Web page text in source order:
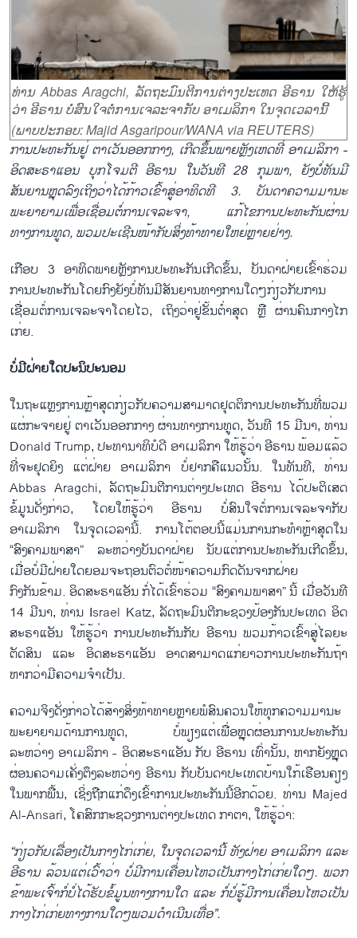
ທ່ານ Abbas Aragchi, ລັດຖະມົນຕີການຕ່າງປະເທດ ອີຣານ ໃຫ້ຮູ້
ວ່າ ອີຣານ ບໍ່ສົນໃຈຕໍ່ການເຈລະຈາກັບ ອາເມລິກາ ໃນຈຸດເວລານີ້
(ພາບປະກອບ: Majid Asgaripour/WANA via REUTERS)
ການປະທະກັນຢູ່ ຕາເວັນອອກກາງ, ເກີດຂຶ້ນພາຍຫຼັງເຫດທີ່ ອາເມລິກາ-
ອິດສະຣາແອນ ບຸກໂຈມຕີ ອີຣານ ໃນວັນທີ28 ກຸມພາ, ຍັງບໍ່ທັນມີ
ສັນຍານຫຼຸດລົງເຖິງວ່າໄດ້ກ້າວເຂົ້າສູ່ອາທິດທີ3. ບັນດາຄວາມມານະ
ພະຍາຍາມເພື່ອເຊື່ອມຕໍ່ການເຈລະຈາ, ແກ້ໄຂການປະທະກັນຜ່ານ
ທາງການທູດ,ພວມປະເຊີນໜ້າກັບສິ່ງທ້າທາຍໃຫຍ່ຫຼາຍຢ່າງ.
ເກືອບ 3 ອາທິດພາຍຫຼັງການປະທະກັນເກີດຂຶ້ນ, ບັນດາຝ່າຍເຂົ້າຮ່ວມ
ການປະທະກັນໂດຍກົງຍັງບໍ່ທັນມີສັນຍານທາງການໃດໆກ່ຽວກັບການ
ເຊື່ອມຕໍ່ການເຈລະຈາໂດຍໄວ, ເຖິງວ່າຢູ່ຂັ້ນຕ່ຳສຸດ ຫຼື ຜ່ານຄົນກາງໄກ
ເກ່ຍ.
ບໍ່ມີຝ່າຍໃດປະນິປະນອມ
ໃນຖະແຫຼງການຫຼ້າສຸດກ່ຽວກັບຄວາມສາມາດຢຸດຕິການປະທະກັນທີ່ພວມ
ແຜ່ກະຈາຍຢູ່ ຕາເວັນອອກກາງ ຜ່ານທາງການທູດ, ວັນທີ 15 ມີນາ, ທ່ານ
Donald Trump, ປະທານາທິບໍດີ ອາເມລິກາ ໃຫ້ຮູ້ວ່າ ອີຣານ ພ້ອມແລ້ວ
ທີ່ຈະຢຸດຍິງ ແຕ່ຝ່າຍ ອາເມລິກາ ບໍ່ຢາກຄືແນວນັ້ນ. ໃນທັນທີ, ທ່ານ
Abbas Aragchi, ລັດຖະມົນຕີການຕ່າງປະເທດ ອີຣານ ໄດ້ປະຕິເສດ
ຂໍ້ມູນດັ່ງກ່າວ, ໂດຍໃຫ້ຮູ້ວ່າ ອີຣານ ບໍ່ສົນໃຈຕໍ່ການເຈລະຈາກັບ
ອາເມລິກາ ໃນຈຸດເວລານີ້. ການໂຕ້ຕອບນີ້ແມ່ນການກະທຳຫຼ້າສຸດໃນ
“ສົງຄາມພາສາ” ລະຫວ່າງບັນດາຝ່າຍ ນັບແຕ່ການປະທະກັນເກີດຂຶ້ນ,
ເມື່ອບໍ່ມີຝ່າຍໃດຍອມຈະຖອນຕົວຕໍ່ໜ້າຄວາມກົດດັນຈາກຝ່າຍ
ກົງກັນຂ້າມ. ອິດສະຣາແອັນ ກໍ່ໄດ້ເຂົ້າຮ່ວມ “ສົງຄາມພາສາ” ນີ້ ເມື່ອວັນທີ
14 ມີນາ, ທ່ານ Israel Katz, ລັດຖະມົນຕີກະຊວງປ້ອງກັນປະເທດ ອິດ
ສະຣາແອັນ ໃຫ້ຮູ້ວ່າ ການປະທະກັນກັບ ອີຣານ ພວມກ້າວເຂົ້າສູ່ໄລຍະ
ຕັດສິນ ແລະ ອິດສະຣາແອັນ ອາດສາມາດແກ່ຍາວການປະທະກັນຖ້າ
ຫາກວ່າມີຄວາມຈຳເປັນ.
ຄວາມຈິງດັ່ງກ່າວໄດ້ສ້າງສິ່ງທ້າທາຍຫຼາຍພໍສົນຄວນໃຫ້ທຸກຄວາມມານະ
ພະຍາຍາມດ້ານການທູດ, ບໍ່ພຽງແຕ່ເພື່ອຫຼຸດຜ່ອນການປະທະກັນ
ລະຫວ່າງ ອາເມລິກາ - ອິດສະຣາແອັນ ກັບ ອີຣານ ເທົ່ານັ້ນ, ຫາກຍັງຫຼຸດ
ຜ່ອນຄວາມເຄັ່ງຕຶງລະຫວ່າງ ອີຣານ ກັບບັນດາປະເທດບ້ານໃກ້ເຮືອນຄຽງ
ໃນພາກພື້ນ, ເຊິ່ງຖືກແກ່ດຶງເຂົ້າການປະທະກັນນີ້ອີກດ້ວຍ. ທ່ານ Majed
Al-Ansari, ໂຄສົກກະຊວງການຕ່າງປະເທດ ກາຕາ, ໃຫ້ຮູ້ວ່າ:
“ກ່ຽວກັບເລື່ອງເປັນກາງໄກ່ເກ່ຍ, ໃນຈຸດເວລານີ້ ທັງຝ່າຍ ອາເມລິກາ ແລະ
ອີຣານ ລ້ວນແຕ່ເວົ້າວ່າ ບໍ່ມການເຄື່ອນໄຫວເປັນກາງໄກ່ເກ່ຍໃດໆ. ພວກ
ຂ້າພະເຈົ້າກໍ່ບໍ່ໄດ້ຮັບຂໍ້ມູນທາງການໃດ ແລະ ກໍ່ບໍ່ຮູ້ມີການເຄື່ອນໄຫວເປັນ
ກາງໄກ່ເກ່ຍທາງການໃດໆພວມດຳເນີນເທື່ອ”.